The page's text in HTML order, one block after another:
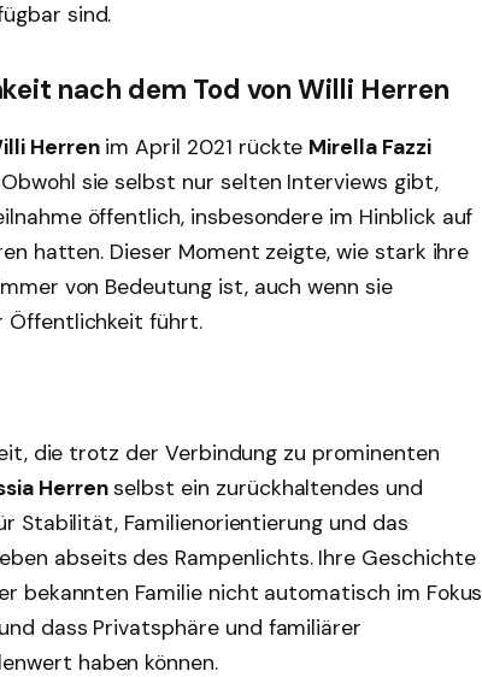
sind.
nach dem Tod von Willi Herren
Herrenim April 2021 rückte Mirella Fazzi
sie selbst nur selten Interviews gibt,
öffentlich, insbesondere im Hinblick auf
hatten. Dieser Moment zeigte, wie stark ihre
von Bedeutung ist, auch wenn sie
Öffentlichkeit führt.
die trotz der Verbindung zu prominenten
Herrenselbst ein zurückhaltendes und
Stabilität, Familienorientierung und das
abseits des Rampenlichts. Ihre Geschichte
bekannten Familie nicht automatisch im Fokus
dass Privatsphäre und familiärer
haben können.